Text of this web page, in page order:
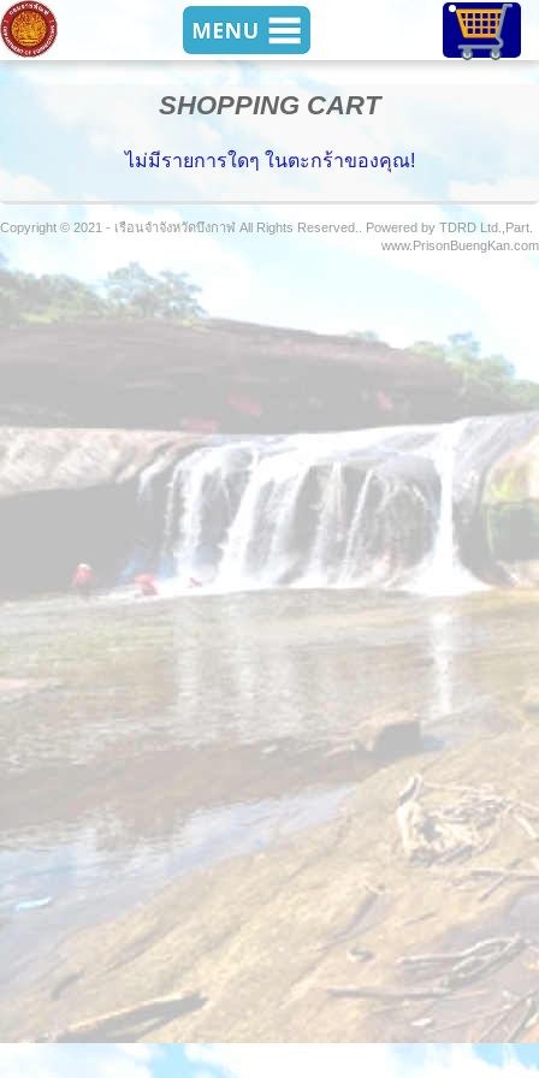
SHOPPING CART
ไม่มีรายการใดๆ ในตะกร้าของคุณ!
Copyright © 2021 - เรือนจำจังหวัดบึงกาฬ All Rights Reserved.. Powered by TDRD Ltd.,Part.
www.PrisonBuengKan.com